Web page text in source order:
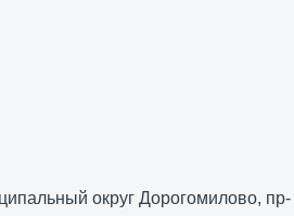
округ Дорогомилово, пр-